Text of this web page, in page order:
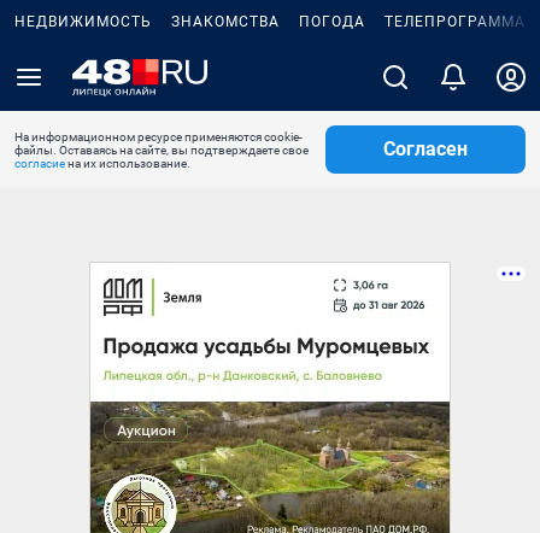
НЕДВИЖИМОСТЬ ЗНАКОМСТВА ПОГОДА ТЕЛЕПРОГРАММА
На информационном ресурсе применяются cookie-
файлы. Оставаясь на сайте, вы подтверждаете свое
согласиена их использование.
Согласен